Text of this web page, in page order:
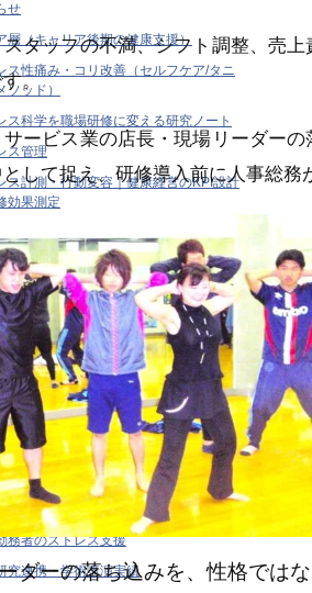
タッフの不満、シフト調整、売
す。
ービス業の店長・現場リーダー
して捉え、研修導入前に人事総
ダーの落ち込みを、性格では
せ
層（キャリア後期の健康支援）
ス性痛み・コリ改善（セルフケア/タニ
ソッド）
ス科学を職場研修に変える研究ノート
ス管理
ス計測・行動変容｜健康経営のKPI設計
効果測定
ア
トレス（良性ストレス）
ステージ別健康支援
ケア・管理職支援
福祉職の感情労働ストレス
営
営戦略・KPI・エビデンス
× 健康支援
全衛生
務者のストレス支援
究連携・学術講演実績